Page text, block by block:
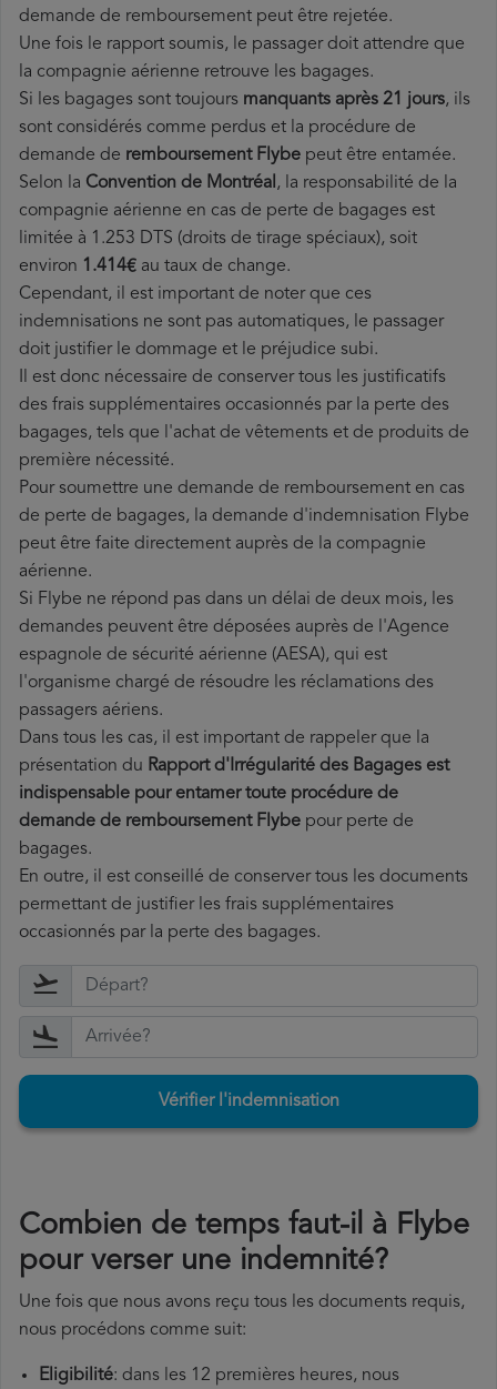
demande de remboursement peut être rejetée.
Une fois le rapport soumis, le passager doit attendre que
la compagnie aérienne retrouve les bagages.
Si les bagages sont toujours manquants après 21 jours, ils
sont considérés comme perdus et la procédure de
demande de remboursement Flybe peut être entamée.
Selon la Convention de Montréal, la responsabilité de la
compagnie aérienne en cas de perte de bagages est
limitée à 1.253 DTS (droits de tirage spéciaux), soit
environ 1.414€ au taux de change.
Cependant, il est important de noter que ces
indemnisations ne sont pas automatiques, le passager
doit justifier le dommage et le préjudice subi.
Il est donc nécessaire de conserver tous les justificatifs
des frais supplémentaires occasionnés par la perte des
bagages, tels que l'achat de vêtements et de produits de
première nécessité.
Pour soumettre une demande de remboursement en cas
de perte de bagages, la demande d'indemnisation Flybe
peut être faite directement auprès de la compagnie
aérienne.
Si Flybe ne répond pas dans un délai de deux mois, les
demandes peuvent être déposées auprès de l'Agence
espagnole de sécurité aérienne (AESA), qui est
l'organisme chargé de résoudre les réclamations des
passagers aériens.
Dans tous les cas, il est important de rappeler que la
présentation du Rapport d'Irrégularité des Bagages est
indispensable pour entamer toute procédure de
demande de remboursement Flybe pour perte de
bagages.
En outre, il est conseillé de conserver tous les documents
permettant de justifier les frais supplémentaires
occasionnés par la perte des bagages.
Vérifier l'indemnisation
Combien de temps faut-il à Flybe
pour verser une indemnité?
Une fois que nous avons reçu tous les documents requis,
nous procédons comme suit:
Eligibilité: dans les 12 premières heures, nous